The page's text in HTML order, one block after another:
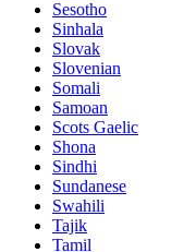
Sesotho
Sinhala
Slovak
Slovenian
Somali
Samoan
Scots Gaelic
Shona
Sindhi
Sundanese
Swahili
Tajik
Tamil